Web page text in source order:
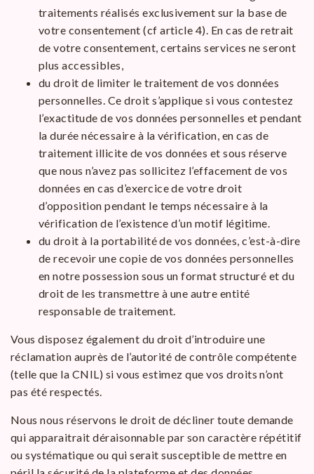
traitements réalisés exclusivement sur la base de
votre consentement (cf article 4). En cas de retrait
de votre consentement, certains services ne seront
plus accessibles,
du droit de limiter le traitement de vos données
personnelles. Ce droit s’applique si vous contestez
l’exactitude de vos données personnelles et pendant
la durée nécessaire à la vérification, en cas de
traitement illicite de vos données et sous réserve
que nous n’avez pas sollicitez l’effacement de vos
données en cas d’exercice de votre droit
d’opposition pendant le temps nécessaire à la
vérification de l’existence d’un motif légitime.
du droit à la portabilité de vos données, c’est-à-dire
de recevoir une copie de vos données personnelles
en notre possession sous un format structuré et du
droit de les transmettre à une autre entité
responsable de traitement.
Vous disposez également du droit d’introduire une
réclamation auprès de l’autorité de contrôle compétente
(telle que la CNIL) si vous estimez que vos droits n’ont
pas été respectés.
Nous nous réservons le droit de décliner toute demande
qui apparaitrait déraisonnable par son caractère répétitif
ou systématique ou qui serait susceptible de mettre en